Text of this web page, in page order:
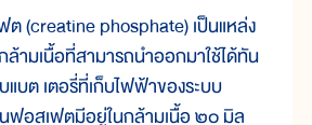
(creatine phosphate) เป็นแหล่ง
ล้ามเนื้อที่สามารถนำออกมาใช้ได้ทัน
แบต เตอรี่ที่เก็บไฟฟ้าของระบบ
ฟอสเฟตมีอยู่ในกล้ามเนื้อ ๒๐ มิล